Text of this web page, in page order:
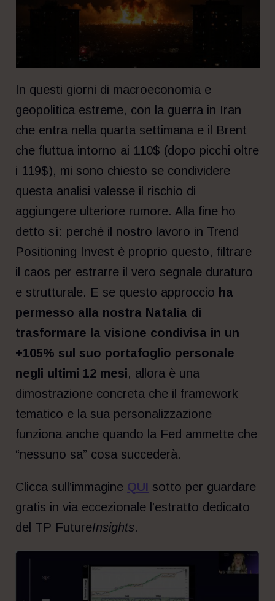
In questi giorni di macroeconomia e
geopolitica estreme, con la guerra in Iran
che entra nella quarta settimana e il Brent
che fluttua intorno ai 110$ (dopo picchi oltre
i 119$), mi sono chiesto se condividere
questa analisi valesse il rischio di
aggiungere ulteriore rumore. Alla fine ho
detto sì: perché il nostro lavoro in Trend
Positioning Invest è proprio questo, filtrare
il caos per estrarre il vero segnale duraturo
e strutturale. E se questo approccio ha
permesso alla nostra Natalia di
trasformare la visione condivisa in un
+105% sul suo portafoglio personale
negli ultimi 12 mesi, allora è una
dimostrazione concreta che il framework
tematico e la sua personalizzazione
funziona anche quando la Fed ammette che
“nessuno sa” cosa succederà.
Clicca sull’immagine QUI sotto per guardare
gratis in via eccezionale l’estratto dedicato
del TP FutureInsights.